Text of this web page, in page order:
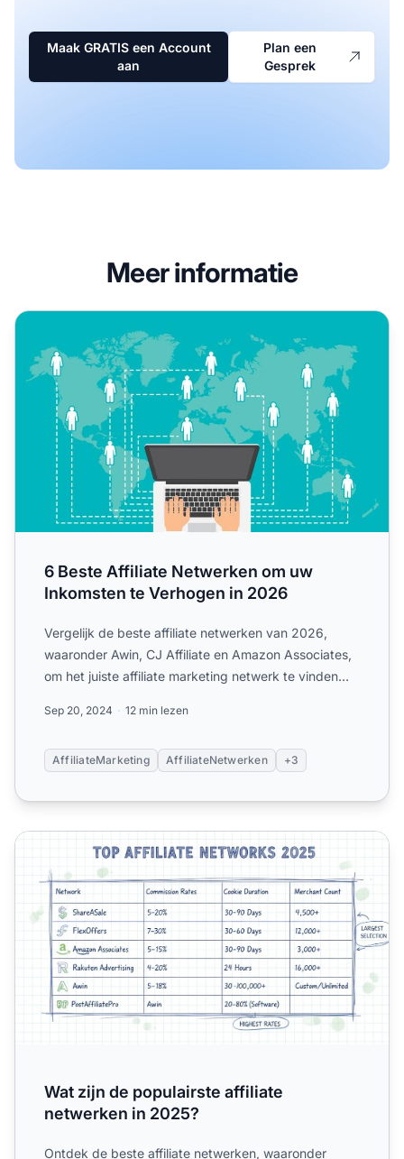
Maak GRATIS een Account
aan
Plan een
Gesprek
Meer informatie
6 Beste Affiliate Netwerken om uw Inkomsten te
6 Beste Affiliate Netwerken om uw
Inkomsten te Verhogen in 2026
Vergelijk de beste affiliate netwerken van 2026,
waaronder Awin, CJ Affiliate en Amazon Associates,
om het juiste affiliate marketing netwerk te vinden
Sep 20, 2024 12 min lezen
AffiliateMarketing AffiliateNetwerken +3
Wat zijn de populairste affiliate netwerken in 2025?
Wat zijn de populairste affiliate
netwerken in 2025?
Ontdek de beste affiliate netwerken, waaronder